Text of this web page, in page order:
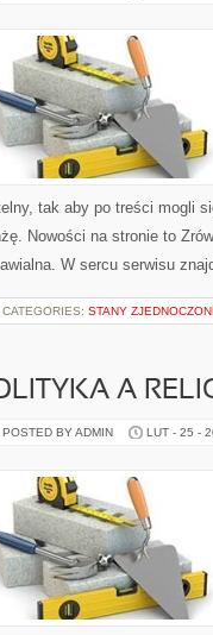
tak aby po treści mogli
Nowości na stronie to
W sercu serwisu
CATEGORIES: STANY
A
POSTED BY ADMIN LUT - 25 -